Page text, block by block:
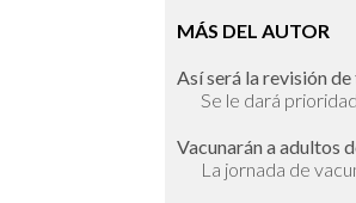
MÁS DEL AUTOR
Así será la revisión
Se le dará
Vacunarán a adultos
La jornada de